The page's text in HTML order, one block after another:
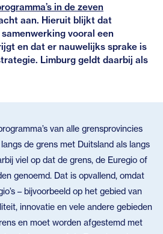
in de zeven
aan. Hieruit blijkt dat
vooral een
en dat er nauwelijks sprake is
Limburg geldt daarbij als
van alle grensprovincies
de grens met Duitsland als langs
viel op dat de grens, de Euregio of
genoemd. Dat is opvallend, omdat
– bijvoorbeeld op het gebied van
innovatie en vele andere gebieden
en moet worden afgestemd met